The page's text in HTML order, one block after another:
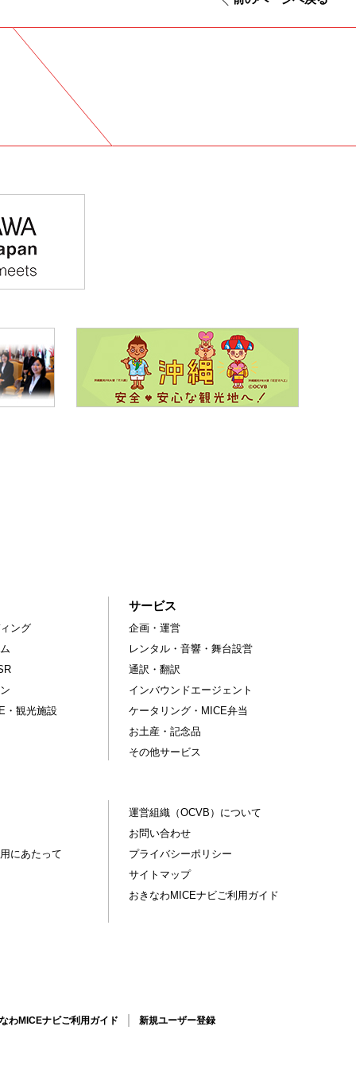
ング
・観光施設
サービス
企画・運営
レンタル・音響・舞台設営
通訳・翻訳
インバウンドエージェント
ケータリング・MICE弁当
お土産・記念品
その他サービス
にあたって
運営組織（OCVB）について
お問い合わせ
プライバシーポリシー
サイトマップ
おきなわMICEナビご利用ガイド
わMICEナビご利用ガイド 新規ユーザー登録